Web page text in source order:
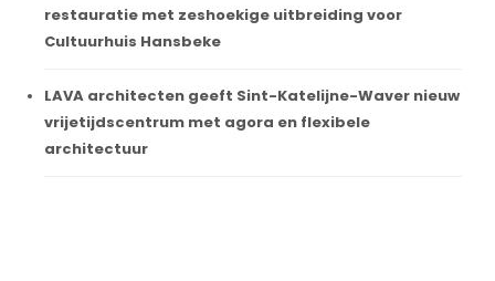
restauratie met zeshoekige uitbreiding voor
Cultuurhuis Hansbeke
LAVA architecten geeft Sint-Katelijne-Waver nieuw
vrijetijdscentrum met agora en flexibele
architectuur